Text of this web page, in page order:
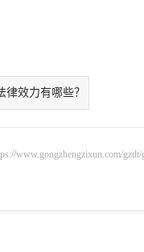
效力有哪些？
www.gongzhengzixun.com/gzdt/